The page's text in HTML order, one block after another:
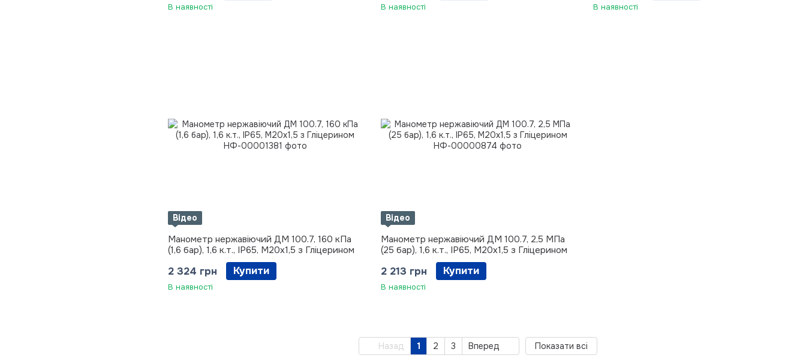
В наявності В наявності В наявності
Відео
Манометр нержавіючий ДМ 100.7, 160 кПа
(1,6 бар), 1,6 к.т., IP65, М20х1,5 з Гліцерином
2 324 грн Купити
В наявності
Відео
Манометр нержавіючий ДМ 100.7, 2,5 МПа
(25 бар), 1,6 к.т., IP65, М20х1,5 з Гліцерином
2 213 грн Купити
В наявності
Назад 1 2 3 Вперед Показати всі